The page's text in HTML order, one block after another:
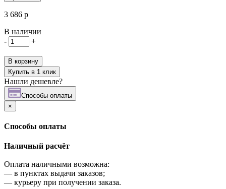
3 686 р
В наличии
-
+
В корзину
Купить в 1 клик
Нашли дешевле?
Cпособы оплаты
×
Cпособы оплаты
Наличный расчёт
Оплата наличными возможна:
— в пунктах выдачи заказов;
— курьеру при получении заказа.